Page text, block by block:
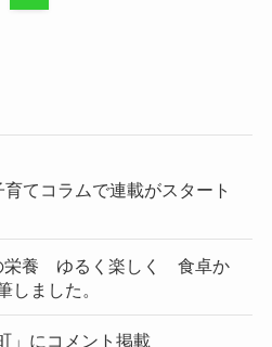
てコラムで連載がスタート
栄養 ゆるく楽しく 食卓か
しました。
にコメント掲載